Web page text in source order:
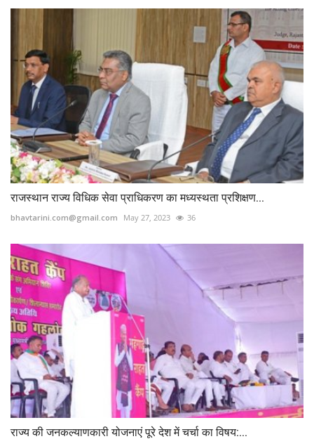
राजस्थान राज्य विधिक सेवा प्राधिकरण का मध्यस्थता प्रशिक्षण...
bhavtarini.com@gmail.com May 27, 2023 36
राज्य की जनकल्याणकारी योजनाएं पूरे देश में चर्चा का विषय:...